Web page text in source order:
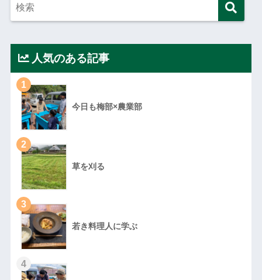
人気のある記事
1
今日も梅部×農業部
2
草を刈る
3
若き料理人に学ぶ
4